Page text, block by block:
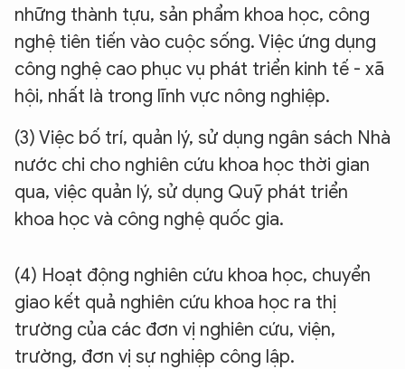
những thành tựu, sản phẩm khoa học, công
nghệ tiên tiến vào cuộc sống. Việc ứng dụng
công nghệ cao phục vụ phát triển kinh tế - xã
hội, nhất là trong lĩnh vực nông nghiệp.
(3) Việc bố trí, quản lý, sử dụng ngân sách Nhà
nước chi cho nghiên cứu khoa học thời gian
qua, việc quản lý, sử dụng Quỹ phát triển
khoa học và công nghệ quốc gia.
(4) Hoạt động nghiên cứu khoa học, chuyển
giao kết quả nghiên cứu khoa học ra thị
trường của các đơn vị nghiên cứu, viện,
trường, đơn vị sự nghiệp công lập.